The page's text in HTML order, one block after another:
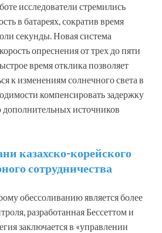
исследователи стремились
в батареях, сократив время
секунды. Новая система
опреснения от трех до пяти
время отклика позволяет
к изменениям солнечного света в
компенсировать задержку
источников
казахско-корейского
сотрудничества
обессоливанию является более
разработанная Бессеттом и
заключается в «управлении